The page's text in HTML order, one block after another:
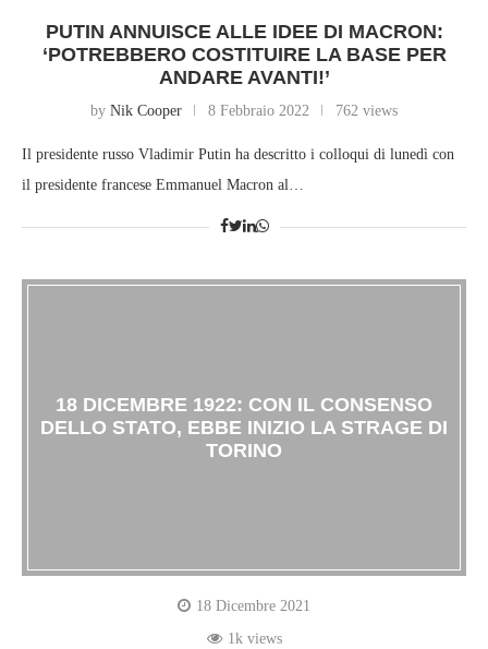
PUTIN ANNUISCE ALLE IDEE DI MACRON:
‘POTREBBERO COSTITUIRE LA BASE PER
ANDARE AVANTI!’
by Nik Cooper 8 Febbraio 2022 762 views
Il presidente russo Vladimir Putin ha descritto i colloqui di lunedì con
il presidente francese Emmanuel Macron al…
18 DICEMBRE 1922: CON IL CONSENSO
DELLO STATO, EBBE INIZIO LA STRAGE DI
TORINO
18 Dicembre 2021
1k views